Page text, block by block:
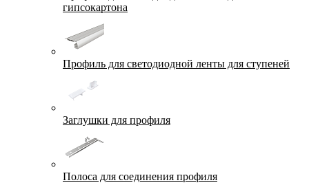
гипсокартона
Профиль для светодиодной ленты для ступеней
Заглушки для профиля
Полоса для соединения профиля